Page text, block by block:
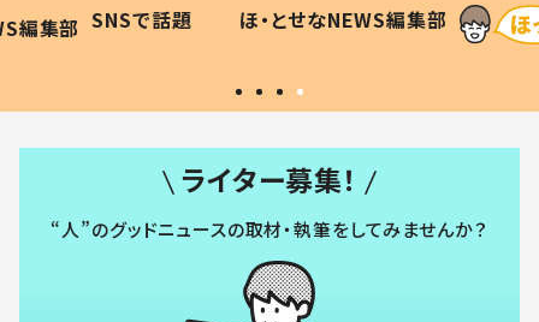
編集部
い」
ほ・とせなNEWS編集部
ライター募集！
“人”のグッドニュースの取材・執筆をしてみませんか？